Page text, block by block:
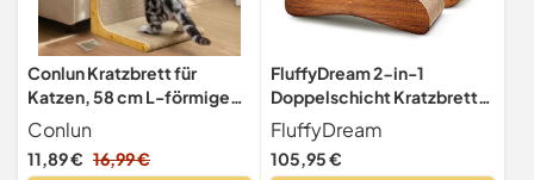
Conlun Kratzbrett für
Katzen, 58 cm L-förmige
Wandmontage, vertikale
Kratzfläche,
strapazierfähige Pappe zum
Conlun
11,89 € 16,99 €
FluffyDream 2-in-1
Doppelschicht Kratzbretter
Katze, Kratzpappe für
Katzen, Katzen Zubehör
Langlebige Brettpolster
FluffyDream
105,95 €